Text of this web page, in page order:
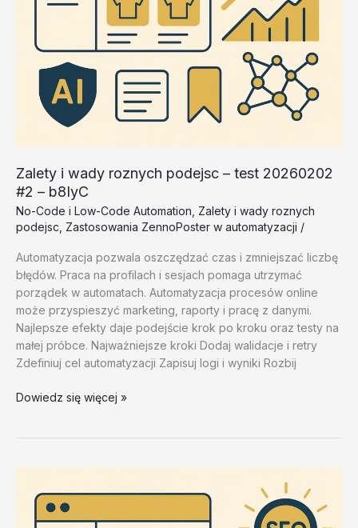
Zalety i wady roznych podejsc – test 20260202
#2 – b8IyC
No-Code i Low-Code Automation Zalety i wady roznych
podejsc Zastosowania ZennoPoster w automatyzacji /
Automatyzacja pozwala oszczędzać czas i zmniejszać liczbę
błędów. Praca na profilach i sesjach pomaga utrzymać
porządek w automatach. Automatyzacja procesów online
może przyspieszyć marketing, raporty i pracę z danymi.
Najlepsze efekty daje podejście krok po kroku oraz testy na
małej próbce. Najważniejsze kroki Dodaj walidacje i retry
Zdefiniuj cel automatyzacji Zapisuj logi i wyniki Rozbij
Zalety
podejsc
20260202
Dowiedz się więcej »